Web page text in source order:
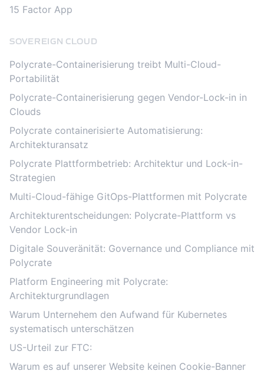
15 Factor App
SOVEREIGN CLOUD
Polycrate-Containerisierung treibt Multi-Cloud-
Portabilität
Polycrate-Containerisierung gegen Vendor-Lock-in in
Clouds
Polycrate containerisierte Automatisierung:
Architekturansatz
Polycrate Plattformbetrieb: Architektur und Lock-in-
Strategien
Multi-Cloud-fähige GitOps-Plattformen mit Polycrate
Architekturentscheidungen: Polycrate-Plattform vs
Vendor Lock-in
Digitale Souveränität: Governance und Compliance mit
Polycrate
Platform Engineering mit Polycrate:
Architekturgrundlagen
Warum Unternehem den Aufwand für Kubernetes
systematisch unterschätzen
US-Urteil zur FTC:
Warum es auf unserer Website keinen Cookie-Banner